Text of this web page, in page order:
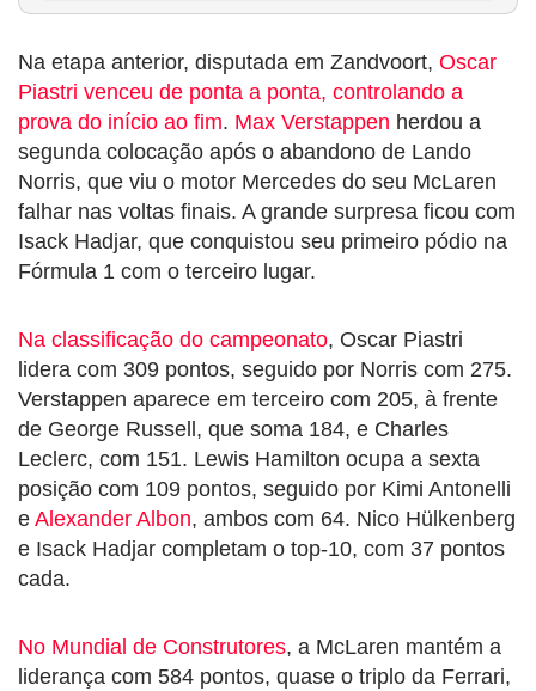
Na etapa anterior, disputada em Zandvoort, Oscar
Piastri venceu de ponta a ponta, controlando a
prova do início ao fim. Max Verstappen herdou a
segunda colocação após o abandono de Lando
Norris, que viu o motor Mercedes do seu McLaren
falhar nas voltas finais. A grande surpresa ficou com
Isack Hadjar, que conquistou seu primeiro pódio na
Fórmula 1 com o terceiro lugar.
Na classificação do campeonato, Oscar Piastri
lidera com 309 pontos, seguido por Norris com 275.
Verstappen aparece em terceiro com 205, à frente
de George Russell, que soma 184, e Charles
Leclerc, com 151. Lewis Hamilton ocupa a sexta
posição com 109 pontos, seguido por Kimi Antonelli
e Alexander Albon, ambos com 64. Nico Hülkenberg
e Isack Hadjar completam o top-10, com 37 pontos
cada.
No Mundial de Construtores, a McLaren mantém a
liderança com 584 pontos, quase o triplo da Ferrari,